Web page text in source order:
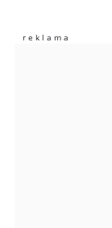
Imię (Wymagane)